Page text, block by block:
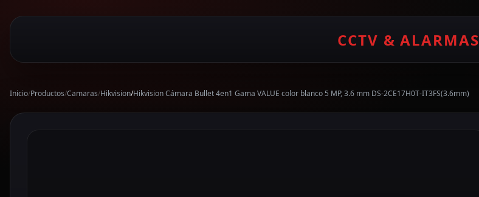
CCTV & ALARMAS
Inicio/Productos/Camaras/Hikvision/Hikvision Cámara Bullet 4en1 Gama VALUE color blanco 5 MP, 3.6 mm DS-2CE17H0T-IT3FS(3.6mm)